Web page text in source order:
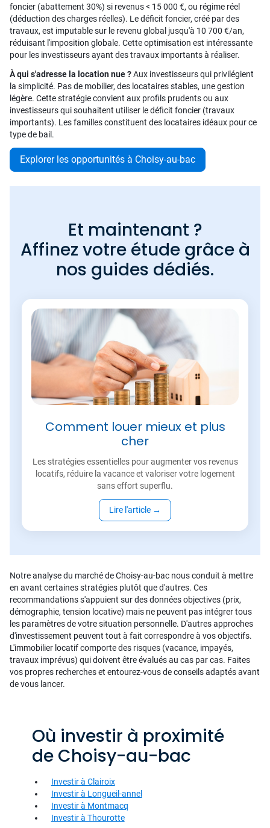
foncier (abattement 30%) si revenus < 15 000 €, ou régime réel
(déduction des charges réelles). Le déficit foncier, créé par des
travaux, est imputable sur le revenu global jusqu'à 10 700 €/an,
réduisant l'imposition globale. Cette optimisation est intéressante
pour les investisseurs ayant des travaux importants à réaliser.
À qui s'adresse la location nue ?Aux investisseurs qui privilégient
la simplicité. Pas de mobilier, des locataires stables, une gestion
légère. Cette stratégie convient aux profils prudents ou aux
investisseurs qui souhaitent utiliser le déficit foncier (travaux
importants). Les familles constituent des locataires idéaux pour ce
type de bail.
Explorer les opportunités à Choisy-au-bac
Et maintenant ?
Affinez votre étude grâce à
nos guides dédiés.
Comment louer mieux et plus
cher
Les stratégies essentielles pour augmenter vos revenus
locatifs, réduire la vacance et valoriser votre logement
sans effort superflu.
Lire l'article →
Notre analyse du marché de Choisy-au-bac nous conduit à mettre
en avant certaines stratégies plutôt que d'autres. Ces
recommandations s'appuient sur des données objectives (prix,
démographie, tension locative) mais ne peuvent pas intégrer tous
les paramètres de votre situation personnelle. D'autres approches
d'investissement peuvent tout à fait correspondre à vos objectifs.
L'immobilier locatif comporte des risques (vacance, impayés,
travaux imprévus) qui doivent être évalués au cas par cas. Faites
vos propres recherches et entourez-vous de conseils adaptés avant
de vous lancer.
Où investir à proximité
de Choisy-au-bac
Investir à Clairoix
Investir à Longueil-annel
Investir à Montmacq
Investir à Thourotte